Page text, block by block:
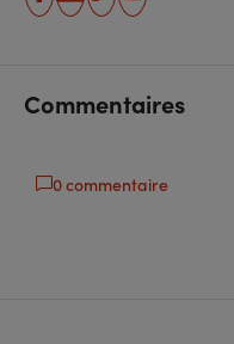
Commentaires
0 commentaire